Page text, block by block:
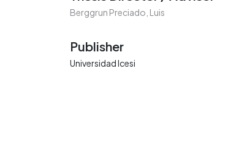
Berggrun Preciado, Luis
Publisher
Universidad Icesi